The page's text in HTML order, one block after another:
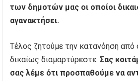
των δημοτών μας οι οποίοι
αγανακτήσει.
Τέλος ζητούμε την κατανόηση από
δικαίως διαμαρτύρεστε.Σας
σας λέμε ότι προσπαθούμε να